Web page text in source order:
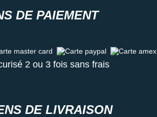
DE PAIEMENT
master card Carte paypal Carte amex
2 ou 3 fois sans frais
DE LIVRAISON